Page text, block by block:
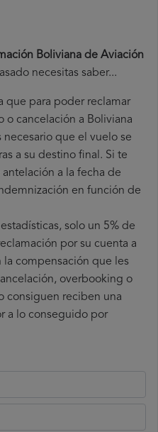
Boliviana de Aviación
necesitas saber...
que para poder reclamar
o cancelación a Boliviana
que el vuelo se
a su destino final. Si te
a la fecha de
en función de
solo un 5% de
por su cuenta a
compensación que les
overbooking o
consiguen reciben una
a lo conseguido por